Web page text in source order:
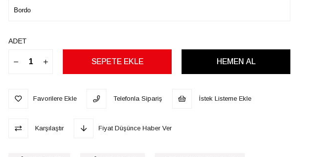
ADET
Favorilere Ekle Telefonla Sipariş İstek Listeme Ekle
Karşılaştır Fiyat Düşünce Haber Ver